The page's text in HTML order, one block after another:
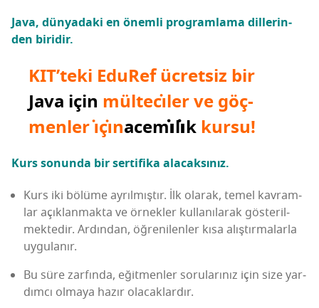
Java, dün­ya­da­ki en önem­li prog­ram­la­ma dil­le­rin­
den biridir.
KIT­’­te­ki Edu­Refücret­siz bir
Java için mülteci̇ler ve göç­
men­ler i̇çi̇nacemi̇li̇kkur­su!
Kurs sonun­da bir ser­ti­fi­ka alacaksınız.
Kurs iki bölü­me ayrıl­mış­tır. İlk ola­rak, temel kav­ram­
lar açık­lan­mak­ta ve örnek­ler kul­la­nı­la­rak gös­te­ril­
mek­te­dir. Ardın­dan, öğre­ni­len­ler kısa alış­tır­ma­lar­la
uygulanır.
Bu süre zar­fın­da, eğit­men­ler soru­la­rı­nız için size yar­
dım­cı olma­ya hazır olacaklardır.